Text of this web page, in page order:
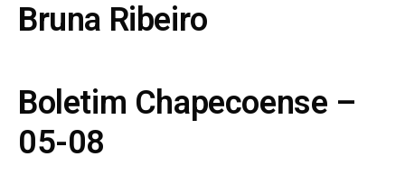
Bruna Ribeiro
Boletim Chapecoense –
05-08